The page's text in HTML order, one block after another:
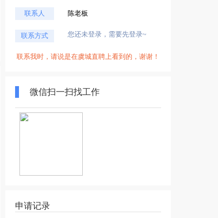
联系人 陈老板
联系方式 您还未登录，需要先登录~
联系我时，请说是在虞城直聘上看到的，谢谢！
微信扫一扫找工作
申请记录